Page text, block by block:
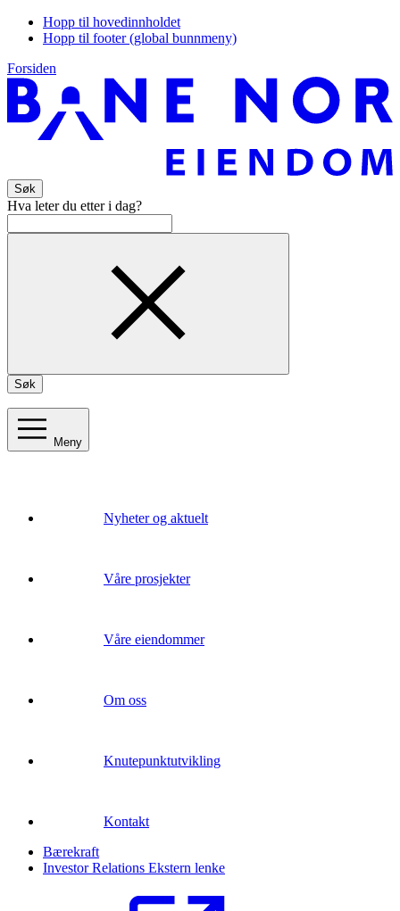
Hopp til hovedinnholdet
Hopp til footer (global bunnmeny)
Forsiden
Søk
Hva leter du etter i dag?
Søk
Meny
Nyheter og aktuelt
Våre prosjekter
Våre eiendommer
Om oss
Knutepunktutvikling
Kontakt
Bærekraft
Investor Relations Ekstern lenke